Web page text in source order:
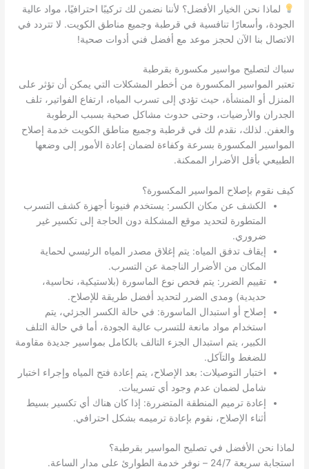
لماذا نحن الخيار الأفضل؟ لأننا نضمن لك تركيبًا احترافيًا، مواد عالية
الجودة، وأسعارًا تنافسية في قرطبة وجميع مناطق الكويت. لا تتردد في
الاتصال بنا الآن لحجز موعد مع أفضل فني أدوات صحية!
سباك لتصليح مواسير مكسورة بقرطبة
تعتبر المواسير المكسورة من أخطر المشكلات التي يمكن أن تؤثر على
المنزل أو المنشأة، حيث تؤدي إلى تسرب المياه، ارتفاع الفواتير، تلف
الجدران والأرضيات، وحتى حدوث مشاكل صحية بسبب الرطوبة
والعفن. لذلك، نقدم لك في قرطبة وجميع مناطق الكويت خدمة إصلاح
المواسير المكسورة بسرعة وكفاءة لضمان إعادة الأمور إلى وضعها
الطبيعي بأقل الأضرار الممكنة.
كيف نقوم بإصلاح المواسير المكسورة؟
الكشف عن مكان الكسر: يستخدم فنيونا أجهزة كشف التسرب
المتطورة لتحديد موقع المشكلة دون الحاجة إلى تكسير غير
ضروري.
إيقاف تدفق المياه: يتم إغلاق مصدر المياه الرئيسي لحماية
المكان من الأضرار الناجمة عن التسرب.
تقييم الضرر: يتم فحص نوع الماسورة (بلاستيكية، نحاسية،
حديدية) ومدى الضرر لتحديد أفضل طريقة للإصلاح.
إصلاح أو استبدال الماسورة: في حالة الكسر الجزئي، يتم
استخدام مواد مانعة للتسرب عالية الجودة، أما في حالة التلف
الكبير، يتم استبدال الجزء التالف بالكامل بمواسير جديدة مقاومة
للضغط والتآكل.
اختبار التوصيلات: بعد الإصلاح، يتم إعادة فتح المياه وإجراء اختبار
شامل لضمان عدم وجود أي تسريبات.
إعادة ترميم المنطقة المتضررة: إذا كان هناك أي تكسير بسيط
أثناء الإصلاح، نقوم بإعادة ترميمه بشكل احترافي.
لماذا نحن الأفضل في تصليح المواسير بقرطبة؟
استجابة سريعة 24/7 – نوفر خدمة الطوارئ على مدار الساعة.